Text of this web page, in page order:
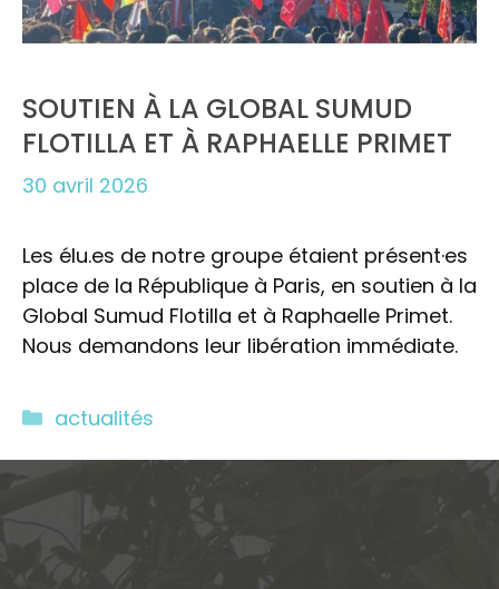
SOUTIEN À LA GLOBAL SUMUD
FLOTILLA ET À RAPHAELLE PRIMET
30 avril 2026
Les élu.es de notre groupe étaient présent·es
place de la République à Paris, en soutien à la
Global Sumud Flotilla et à Raphaelle Primet.
Nous demandons leur libération immédiate.
Catégories
actualités